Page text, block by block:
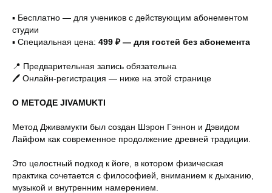
▪️ Бесплатно — для учеников с действующим абонементом
студии
▪️ Специальная цена: 499 ₽ — для гостей без абонемента
📍 Предварительная запись обязательна
🖊 Онлайн-регистрация — ниже на этой странице
О МЕТОДЕ JIVAMUKTI
Метод Дживамукти был создан Шэрон Гэннон и Дэвидом
Лайфом как современное продолжение древней традиции.
Это целостный подход к йоге, в котором физическая
практика сочетается с философией, вниманием к дыханию,
музыкой и внутренним намерением.